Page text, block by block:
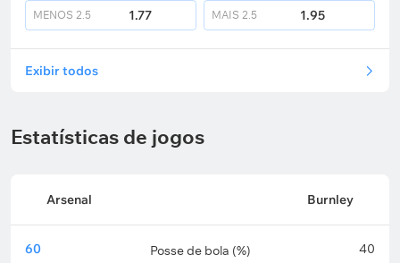
MENOS 2.5 1.77 MAIS 2.5 1.95
Exibir todos
Estatísticas de jogos
Arsenal Burnley
60 Posse de bola (%) 40